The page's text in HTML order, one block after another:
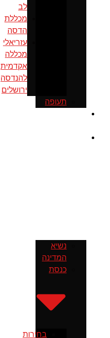
לב
מכללת
הדסה
עזריאלי
מכללה
אקדמית
להנדסה
ירושלים
תעופה
נשיא
המדינה
כנסת
בחירות